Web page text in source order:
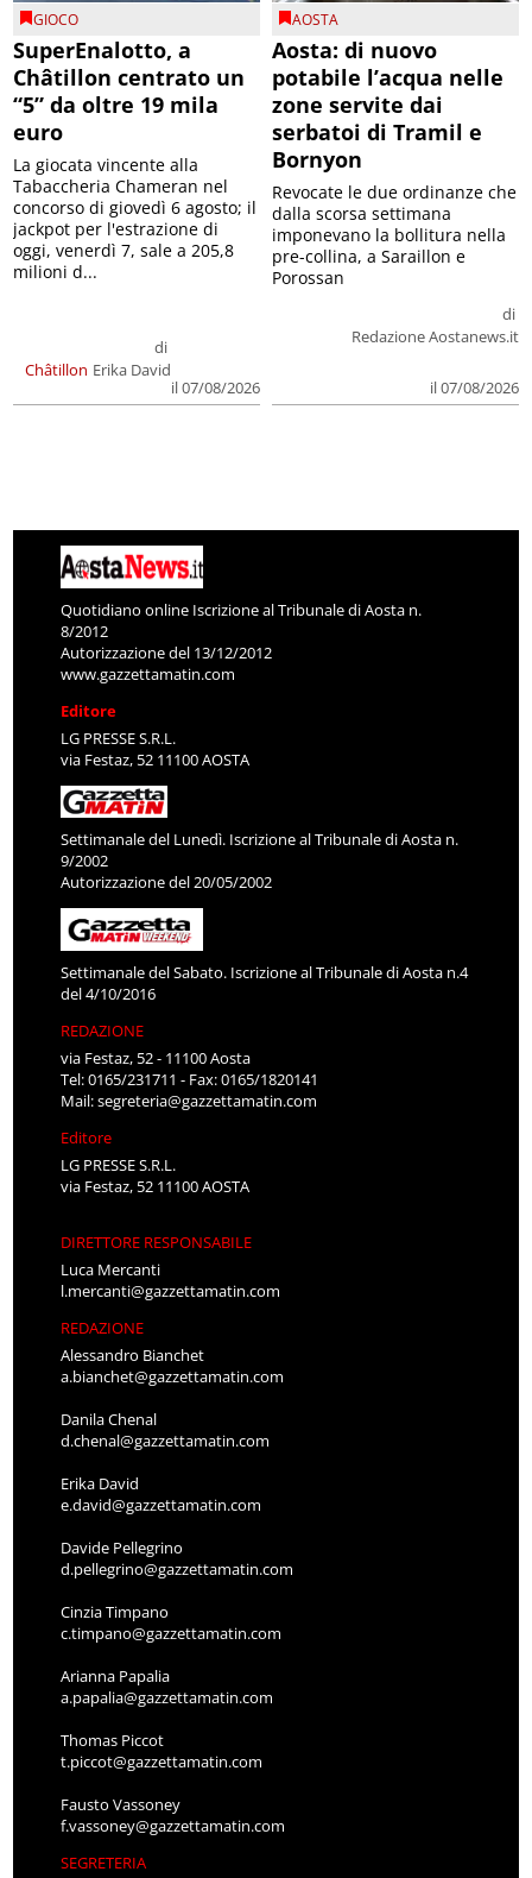
GIOCO
SuperEnalotto, a
Châtillon centrato un
“5” da oltre 19 mila
euro
Châtillon
di
Erika David
il 07/08/2026
La giocata vincente alla
Tabaccheria Chameran nel
concorso di giovedì 6 agosto; il
jackpot per l'estrazione di
oggi, venerdì 7, sale a 205,8
milioni d...
AOSTA
Aosta: di nuovo
potabile l’acqua nelle
zone servite dai
serbatoi di Tramil e
Bornyon
di
Redazione Aostanews.it
il 07/08/2026
Revocate le due ordinanze che
dalla scorsa settimana
imponevano la bollitura nella
pre-collina, a Saraillon e
Porossan
Quotidiano online Iscrizione al Tribunale di Aosta n.
8/2012
Autorizzazione del 13/12/2012
www.gazzettamatin.com
Editore
LG PRESSE S.R.L.
via Festaz, 52 11100 AOSTA
Settimanale del Lunedì. Iscrizione al Tribunale di Aosta n.
9/2002
Autorizzazione del 20/05/2002
Settimanale del Sabato. Iscrizione al Tribunale di Aosta n.4
del 4/10/2016
REDAZIONE
via Festaz, 52 - 11100 Aosta
Tel: 0165/231711 - Fax: 0165/1820141
Mail:segreteria@gazzettamatin.com
Editore
LG PRESSE S.R.L.
via Festaz, 52 11100 AOSTA
DIRETTORE RESPONSABILE
Luca Mercanti
l.mercanti@gazzettamatin.com
REDAZIONE
Alessandro Bianchet
a.bianchet@gazzettamatin.com
Danila Chenal
d.chenal@gazzettamatin.com
Erika David
e.david@gazzettamatin.com
Davide Pellegrino
d.pellegrino@gazzettamatin.com
Cinzia Timpano
c.timpano@gazzettamatin.com
Arianna Papalia
a.papalia@gazzettamatin.com
Thomas Piccot
t.piccot@gazzettamatin.com
Fausto Vassoney
f.vassoney@gazzettamatin.com
SEGRETERIA